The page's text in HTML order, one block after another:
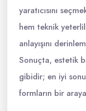
yaratıcısını
hem teknik
anlayışını
Sonuçta, estetik
gibidir; en iyi
formların bir